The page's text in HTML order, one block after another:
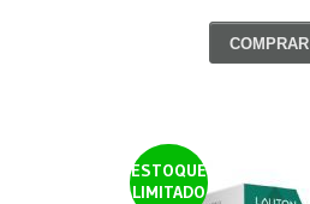
COMPRAR
ESTOQUE
LIMITADO